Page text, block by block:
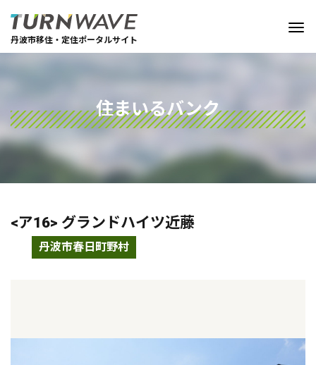
丹波市移住・定住ポータルサイト
住まいるバンク
<ア16> グランドハイツ近藤
丹波市春日町野村